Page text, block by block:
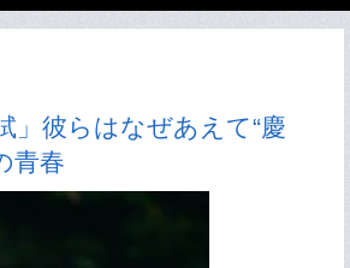
」彼らはなぜあえて“慶
青春